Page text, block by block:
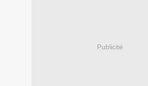
Publicité